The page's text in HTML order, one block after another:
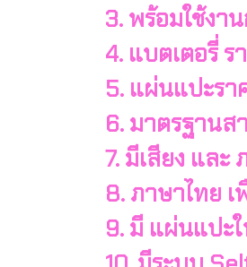
3. พร้อมใช้งา
4. แบตเตอรี่ ร
5. แผ่นแปะรา
6. มาตรฐานส
7. มีเสียง และ
8. ภาษาไทย เ
9. มี แผ่นแปะ